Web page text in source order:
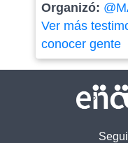
Organizó:
Ver más
conocer gente